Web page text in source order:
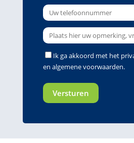
Ik ga akkoord met het
en algemene voorwaarden.